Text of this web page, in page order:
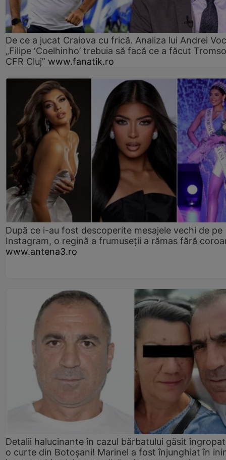
De ce a jucat Craiova cu frică. Analiza lui Andrei
„Filipe ‘Coelhinho’ trebuia să facă ce a făcut
CFR Cluj” www.fanatik.ro
După ce i-au fost descoperite mesajele vechi de pe
Instagram, o regină a frumuseții a rămas fără
www.antena3.ro
Detalii halucinante în cazul bărbatului găsit
o curte din Botoșani! Marinel a fost înjunghiat în